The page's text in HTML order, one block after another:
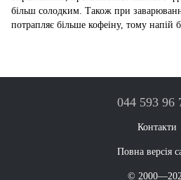
більш солодким. Також при
потрапляє більше кофеіну, тому напій
044 593 96
Контакти
Повна версія
©